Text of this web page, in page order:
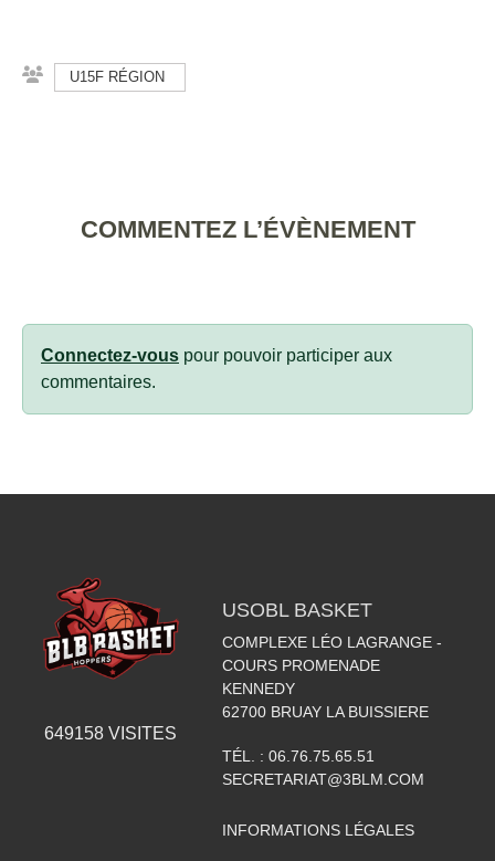
U15F RÉGION
COMMENTEZ L’ÉVÈNEMENT
Connectez-vous pour pouvoir participer aux
commentaires.
649158 VISITES
USOBL BASKET
COMPLEXE LÉO LAGRANGE -
COURS PROMENADE
KENNEDY
62700 BRUAY LA BUISSIERE
TÉL. : 06.76.75.65.51
SECRETARIAT@3BLM.COM
INFORMATIONS LÉGALES